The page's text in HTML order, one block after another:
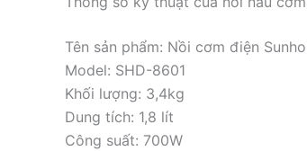
Tên sản phẩm: Nồi cơm điện
Model: SHD-8601
Khối lượng: 3,4kg
Dung tích: 1,8 lít
Công suất: 700W